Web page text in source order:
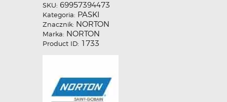
SKU: 69957394473
Kategoria: PASKI
Znacznik: NORTON
Marka: NORTON
Product ID: 1733